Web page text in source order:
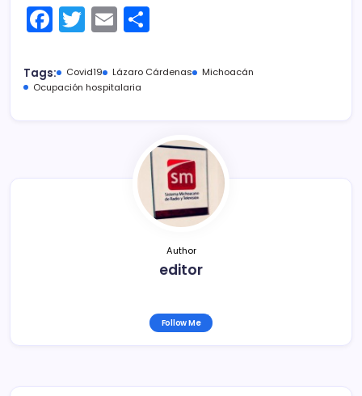
F
a
c
e
T
w
itt
er
E
m
ai
l
m
tir
Tags: Covid19 Lázaro Cárdenas
Michoacán
Ocupación hospitalaria
Author
editor
Follow Me